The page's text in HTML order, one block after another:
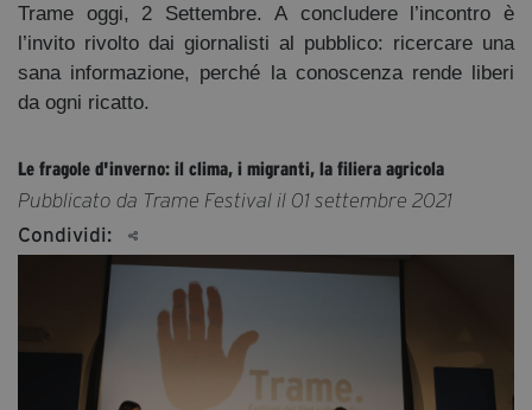
Trame oggi, 2 Settembre. A concludere l’incontro è
l’invito rivolto dai giornalisti al pubblico: ricercare una
sana informazione, perché la conoscenza rende liberi
da ogni ricatto.
Le fragole d'inverno: il clima, i migranti, la filiera agricola
Pubblicato da Trame Festival il 01 settembre 2021
Condividi: